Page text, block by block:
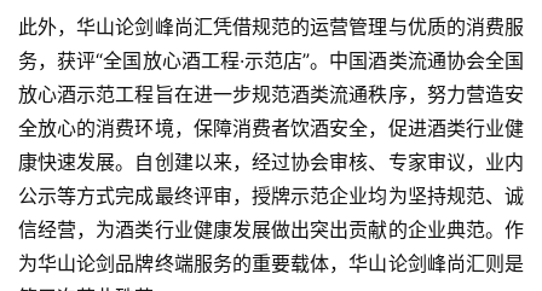
活
动
动
态
视
频
此外，华山论剑峰尚汇凭借规范的运营管理与优质的消费服
务，获评“全国放心酒工程·示范店”。中国酒类流通协会全国
放心酒示范工程旨在进一步规范酒类流通秩序，努力营造安
全放心的消费环境，保障消费者饮酒安全，促进酒类行业健
康快速发展。自创建以来，经过协会审核、专家审议，业内
公示等方式完成最终评审，授牌示范企业均为坚持规范、诚
信经营，为酒类行业健康发展做出突出贡献的企业典范。作
为华山论剑品牌终端服务的重要载体，华山论剑峰尚汇则是